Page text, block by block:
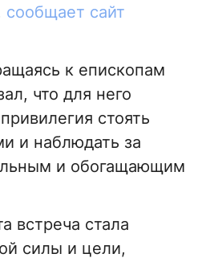
сообщает сайт
к епископам
что для него
стоять
и наблюдать за
и обогащающим
встреча стала
силы и цели,